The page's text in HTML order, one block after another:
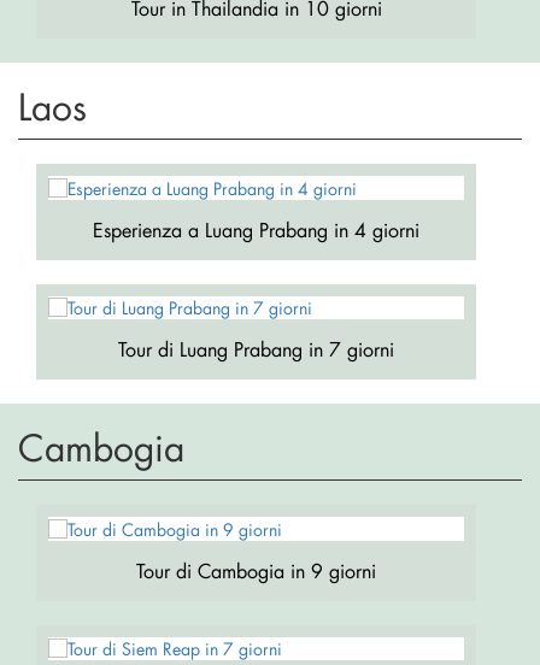
Tour in Thailandia in 10 giorni
Laos
Esperienza a Luang Prabang in 4 giorni
Tour di Luang Prabang in 7 giorni
Cambogia
Tour di Cambogia in 9 giorni